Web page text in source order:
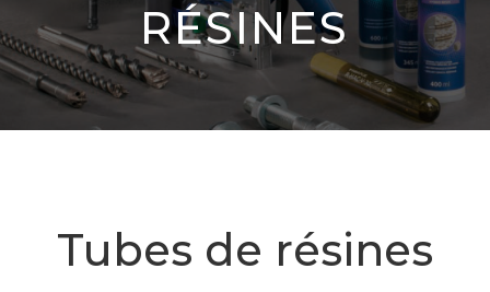
RÉSINES
Tubes de résines